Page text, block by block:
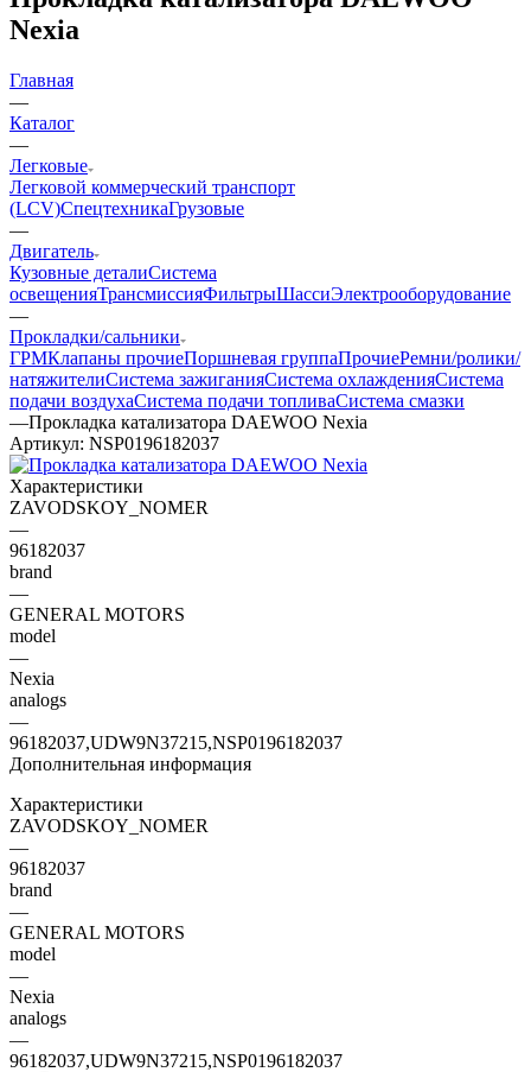
Nexia
Главная
—
Каталог
—
Легковые
Легковой коммерческий транспорт
(LCV)СпецтехникаГрузовые
—
Двигатель
Кузовные деталиСистема
освещенияТрансмиссияФильтрыШассиЭлектрооборудование
—
Прокладки/сальники
ГРМКлапаны прочиеПоршневая группаПрочиеРемни/ролики/
натяжителиСистема зажиганияСистема охлажденияСистема
подачи воздухаСистема подачи топливаСистема смазки
—Прокладка катализатора DAEWOO Nexia
Артикул: NSP0196182037
Характеристики
ZAVODSKOY_NOMER
—
96182037
brand
—
GENERAL MOTORS
model
—
Nexia
analogs
—
96182037,UDW9N37215,NSP0196182037
Дополнительная информация
Характеристики
ZAVODSKOY_NOMER
—
96182037
brand
—
GENERAL MOTORS
model
—
Nexia
analogs
—
96182037,UDW9N37215,NSP0196182037